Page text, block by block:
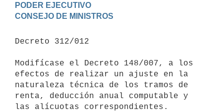
PODER EJECUTIVO
Decreto 312/012
Modifícase el Decreto 148/007, a los
efectos de realizar un ajuste en la
naturaleza técnica de los tramos de
renta, deducción anual computable y
las alícuotas correspondientes.